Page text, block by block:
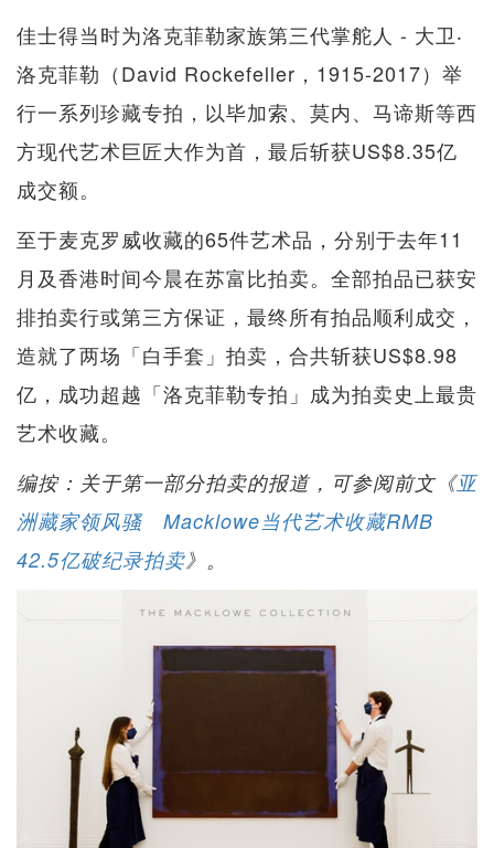
佳士得当时为洛克菲勒家族第三代掌舵人 - 大卫‧
洛克菲勒（David Rockefeller，1915-2017）举
行一系列珍藏专拍，以毕加索、莫内、马谛斯等西
方现代艺术巨匠大作为首，最后斩获US$8.35亿
成交额。
至于麦克罗威收藏的65件艺术品，分别于去年11
月及香港时间今晨在苏富比拍卖。全部拍品已获安
排拍卖行或第三方保证，最终所有拍品顺利成交，
造就了两场「白手套」拍卖，合共斩获US$8.98
亿，成功超越「洛克菲勒专拍」成为拍卖史上最贵
艺术收藏。
编按：关于第一部分拍卖的报道，可参阅前文《亚
洲藏家领风骚 Macklowe当代艺术收藏RMB
42.5亿破纪录拍卖》。